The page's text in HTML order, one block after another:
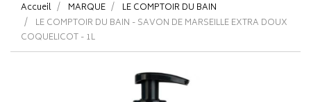
Accueil MARQUE
LE COMPTOIR DU BAIN
LE COMPTOIR DU BAIN - SAVON DE MARSEILLE EXTRA DOUX
COQUELICOT - 1L